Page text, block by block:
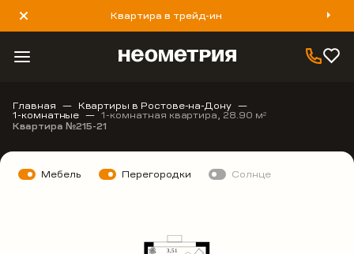
Квартира в трейд-ин
8 800 777 40 93
Главная Квартиры в Ростове-на-Дону
1-комнатные 1-комнатная квартира, 28.90 м2
Квартира №215-21
Мебель Перегородки Солнце